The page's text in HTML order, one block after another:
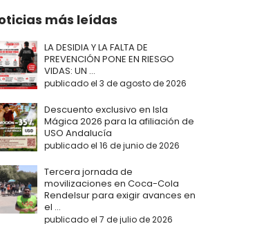
más leídas
LA DESIDIA Y LA FALTA DE
PREVENCIÓN PONE EN RIESGO
VIDAS: UN ...
publicado el 3 de agosto de 2026
Descuento exclusivo en Isla
Mágica 2026 para la afiliación de
USO Andalucía
publicado el 16 de junio de 2026
Tercera jornada de
movilizaciones en Coca-Cola
Rendelsur para exigir avances en
el ...
publicado el 7 de julio de 2026